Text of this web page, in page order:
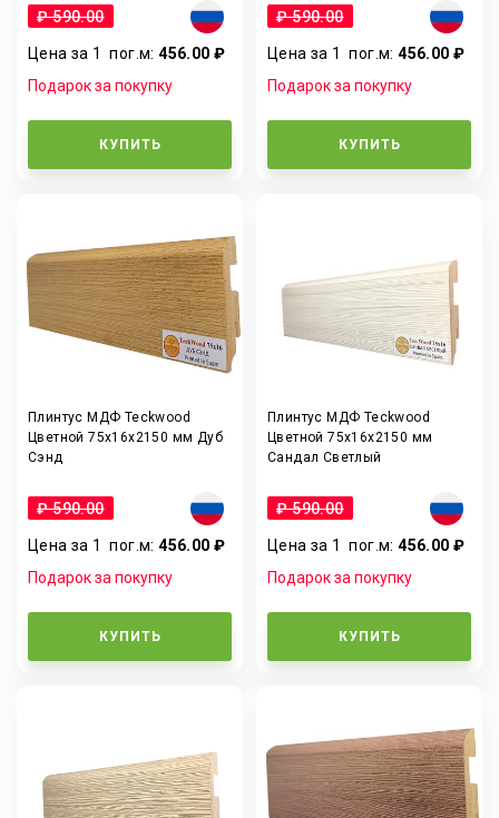
₽ 590.00
Цена за 1пог.м:456.00 ₽
Подарок за покупку
КУПИТЬ
₽ 590.00
Цена за 1пог.м:456.00 ₽
Подарок за покупку
КУПИТЬ
Плинтус МДФ Teckwood
Цветной 75x16x2150 мм Дуб
Сэнд
₽ 590.00
Цена за 1пог.м:456.00 ₽
Подарок за покупку
КУПИТЬ
Плинтус МДФ Teckwood
Цветной 75x16x2150 мм
Сандал Светлый
₽ 590.00
Цена за 1пог.м:456.00 ₽
Подарок за покупку
КУПИТЬ